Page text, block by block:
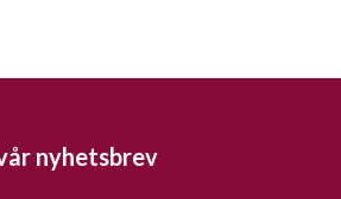
nyhetsbrev